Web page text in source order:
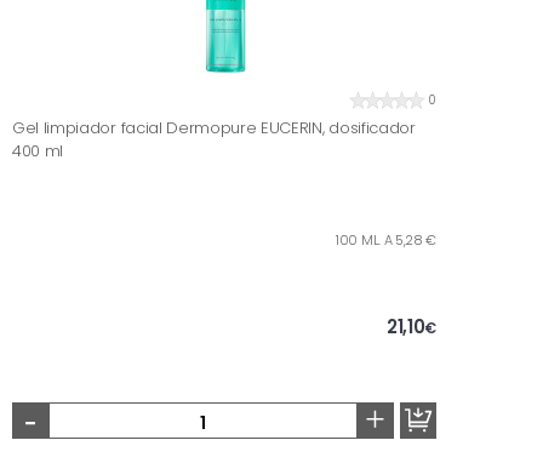
0
Gel limpiador facial Dermopure EUCERIN, dosificador
400 ml
100 ML. A 5,28 €
21,10€
- +